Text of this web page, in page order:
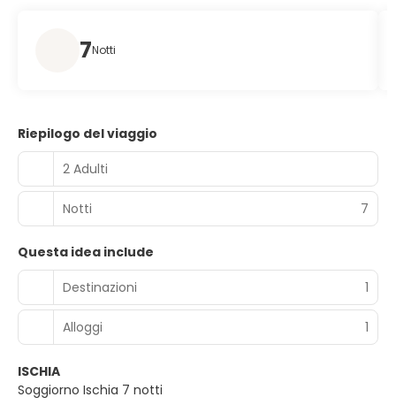
7Notti
Riepilogo del viaggio
2 Adulti
Notti 7
Questa idea include
Destinazioni
1
Alloggi 1
ISCHIA
Soggiorno Ischia 7 notti